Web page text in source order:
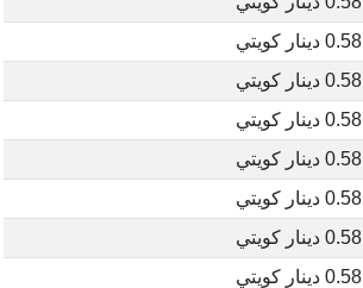
0.58 دينار كويتي
0.58 دينار كويتي
0.58 دينار كويتي
0.58 دينار كويتي
0.58 دينار كويتي
0.58 دينار كويتي
0.58 دينار كويتي